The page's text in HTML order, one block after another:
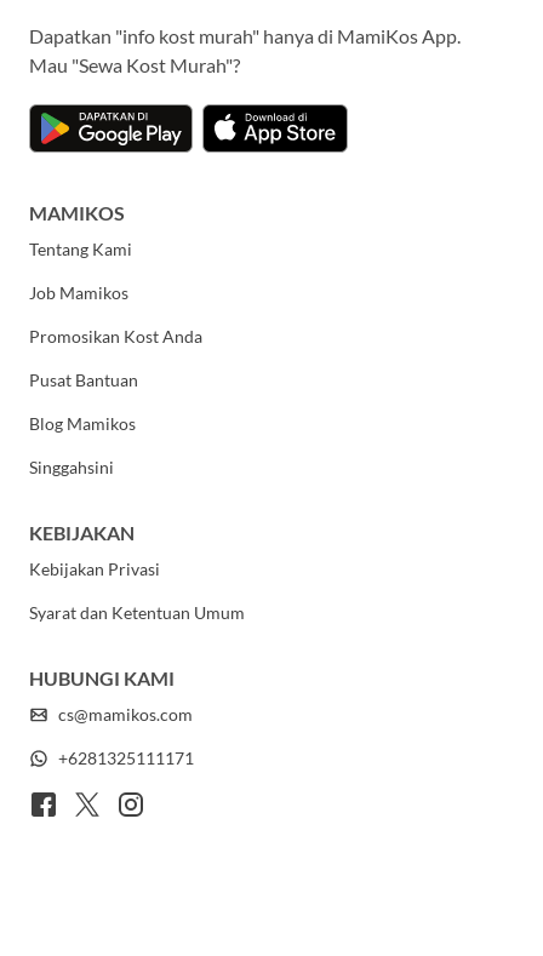
Dapatkan "info kost murah" hanya di MamiKos App.
Mau "Sewa Kost Murah"?
MAMIKOS
Tentang Kami
Job Mamikos
Promosikan Kost Anda
Pusat Bantuan
Blog Mamikos
Singgahsini
KEBIJAKAN
Kebijakan Privasi
Syarat dan Ketentuan Umum
HUBUNGI KAMI
cs@mamikos.com
+6281325111171